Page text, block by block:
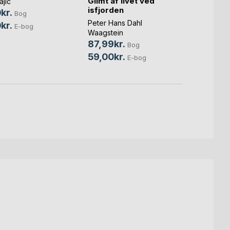
Bog
E-bog
isfjorden
Peter Hans Dahl
Waagstein
87,99kr. Bog
59,00kr. E-bog